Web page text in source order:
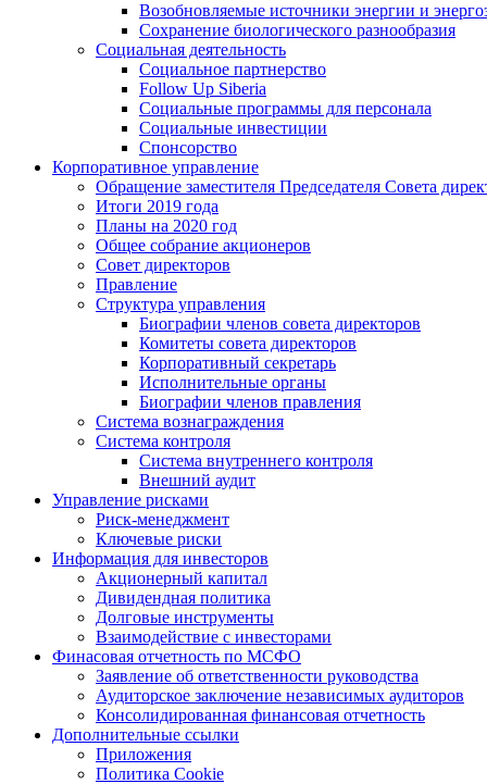
Возобновляемые источники энергии и
Сохранение биологического разнообразия
Социальная деятельность
Социальное партнерство
Follow Up Siberia
Социальные программы для персонала
Социальные инвестиции
Спонсорство
Корпоративное управление
Обращение заместителя Председателя Совета
Итоги 2019 года
Планы на 2020 год
Общее собрание акционеров
Совет директоров
Правление
Структура управления
Биографии членов совета директоров
Комитеты совета директоров
Корпоративный секретарь
Исполнительные органы
Биографии членов правления
Система вознаграждения
Система контроля
Система внутреннего контроля
Внешний аудит
Управление рисками
Риск-менеджмент
Ключевые риски
Информация для инвесторов
Акционерный капитал
Дивидендная политика
Долговые инструменты
Взаимодействие с инвеcторами
Финасовая отчетность по МСФО
Заявление об ответственности руководства
Аудиторское заключение независимых аудиторов
Консолидированная финансовая отчетность
Дополнительные ссылки
Приложения
Политика Cookie